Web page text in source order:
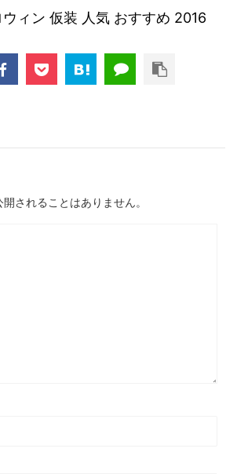
ィン 仮装 人気 おすすめ 2016
されることはありません。